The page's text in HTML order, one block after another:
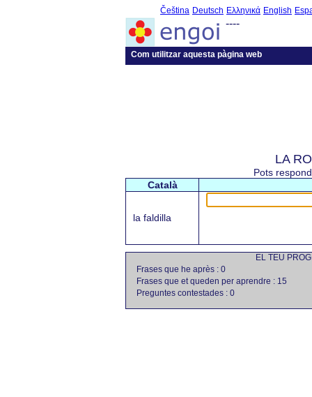
Čeština Deutsch Ελληνικά English
----
Com utilitzar aquesta pàgina web
LA
Pots
Català
la faldilla
EL TEU
Frases que he après : 0
Frases que et queden per aprendre : 15
Preguntes contestades : 0